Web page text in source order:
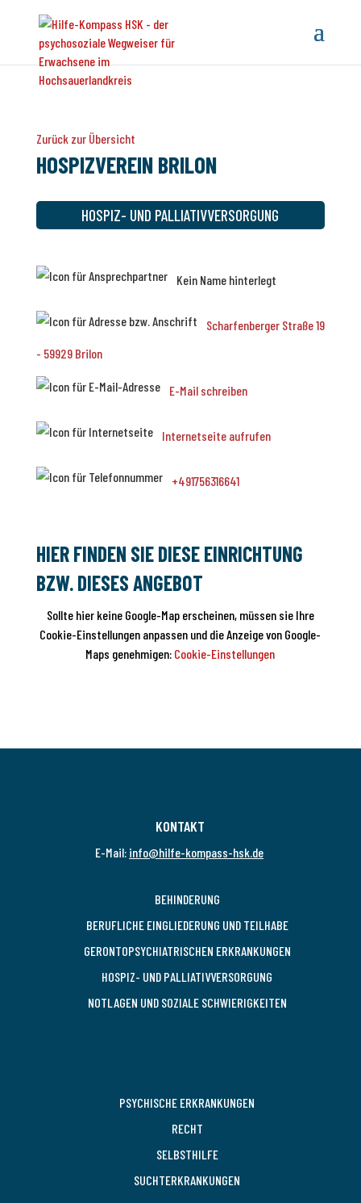
Zurück zur Übersicht
HOSPIZVEREIN BRILON
HOSPIZ- UND PALLIATIVVERSORGUNG
Kein Name hinterlegt
Scharfenberger Straße 19
- 59929 Brilon
E-Mail schreiben
Internetseite aufrufen
+491756316641
HIER FINDEN SIE DIESE EINRICHTUNG
BZW. DIESES ANGEBOT
Sollte hier keine Google-Map erscheinen, müssen sie Ihre
Cookie-Einstellungen anpassen und die Anzeige von Google-
Maps genehmigen: Cookie-Einstellungen
KONTAKT
E-Mail: info@hilfe-kompass-hsk.de
BEHINDERUNG
BERUFLICHE EINGLIEDERUNG UND TEILHABE
GERONTOPSYCHIATRISCHEN ERKRANKUNGEN
HOSPIZ- UND PALLIATIVVERSORGUNG
NOTLAGEN UND SOZIALE SCHWIERIGKEITEN
PSYCHISCHE ERKRANKUNGEN
RECHT
SELBSTHILFE
SUCHTERKRANKUNGEN